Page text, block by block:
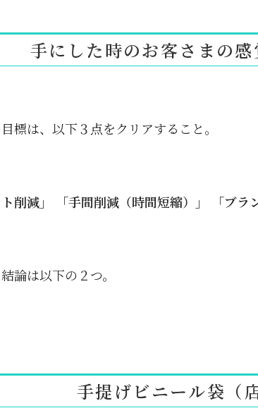
手にした時のお客さまの感
標は、以下３点をクリアすること。
ト削減」 「手間削減（時間短縮）」 「ブラ
論は以下の２つ。
手提げビニール袋（